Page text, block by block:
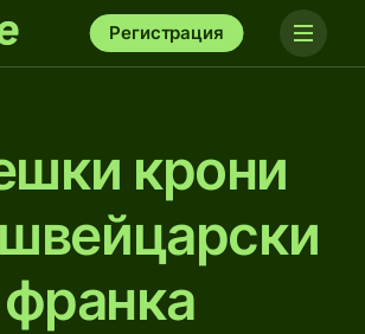
Регистрация
крони
франка